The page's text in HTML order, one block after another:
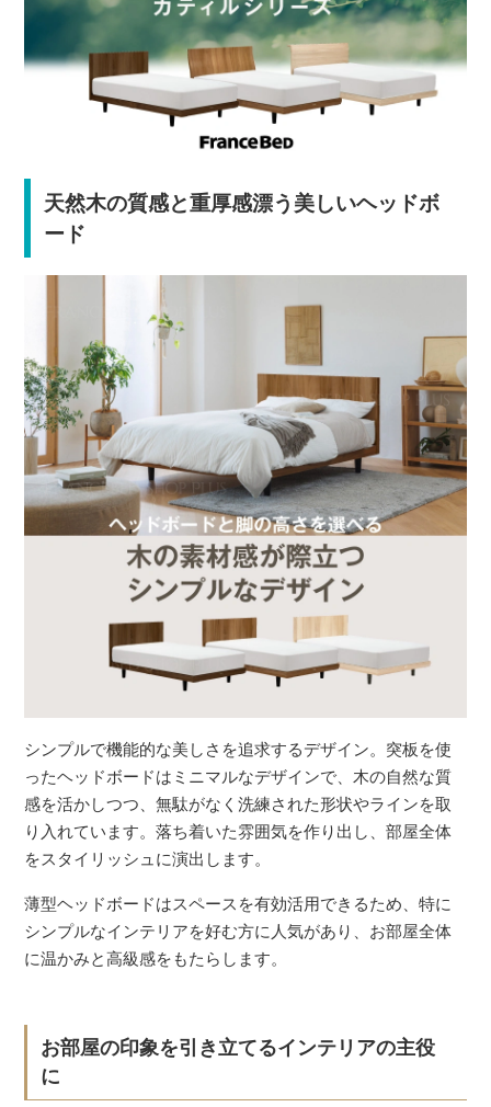
天然木の質感と重厚感漂う美しいヘッドボ
ード
シンプルで機能的な美しさを追求するデザイン。突板を使
ったヘッドボードはミニマルなデザインで、木の自然な質
感を活かしつつ、無駄がなく洗練された形状やラインを取
り入れています。落ち着いた雰囲気を作り出し、部屋全体
をスタイリッシュに演出します。
薄型ヘッドボードはスペースを有効活用できるため、特に
シンプルなインテリアを好む方に人気があり、お部屋全体
に温かみと高級感をもたらします。
お部屋の印象を引き立てるインテリアの主役
に